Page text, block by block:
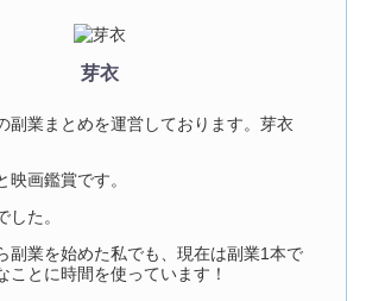
芽衣
副業まとめを運営しております。芽衣
映画鑑賞です。
した。
副業を始めた私でも、現在は副業1本で
ことに時間を使っています！